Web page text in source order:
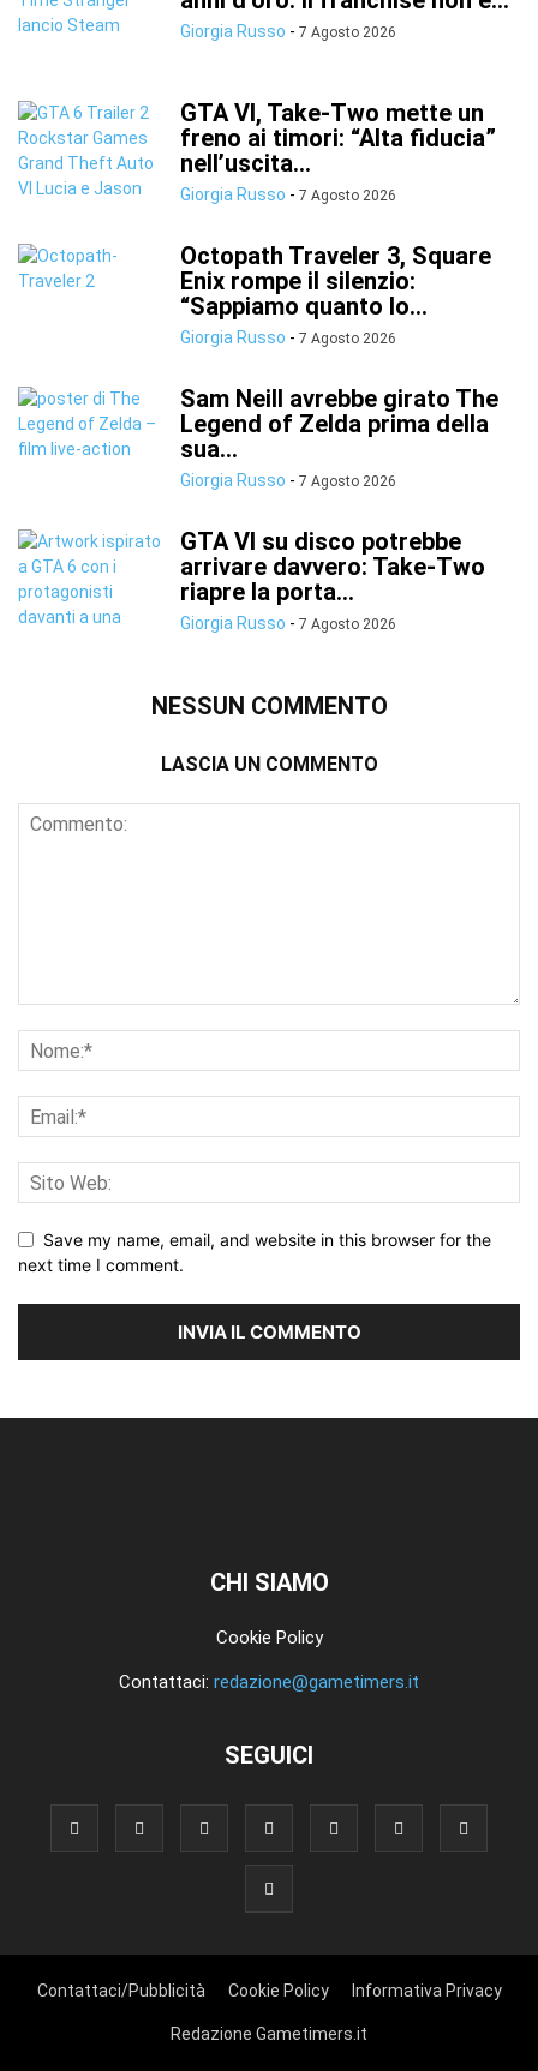
Giorgia Russo - 7 Agosto 2026
GTA VI, Take-Two mette un
freno ai timori: “Alta fiducia”
nell’uscita...
Giorgia Russo - 7 Agosto 2026
Octopath Traveler 3, Square
Enix rompe il silenzio:
“Sappiamo quanto lo...
Giorgia Russo - 7 Agosto 2026
Sam Neill avrebbe girato The
Legend of Zelda prima della
sua...
Giorgia Russo - 7 Agosto 2026
GTA VI su disco potrebbe
arrivare davvero: Take-Two
riapre la porta...
Giorgia Russo - 7 Agosto 2026
NESSUN COMMENTO
LASCIA UN COMMENTO
Save my name, email, and website in this browser for the
next time I comment.
CHI SIAMO
Cookie Policy
Contattaci: redazione@gametimers.it
SEGUICI
Contattaci/Pubblicità Cookie Policy Informativa Privacy
Redazione Gametimers.it